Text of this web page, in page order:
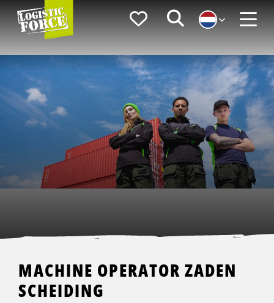
Logistic
Force
FavorietenZoeken
MACHINE OPERATOR ZADEN
SCHEIDING